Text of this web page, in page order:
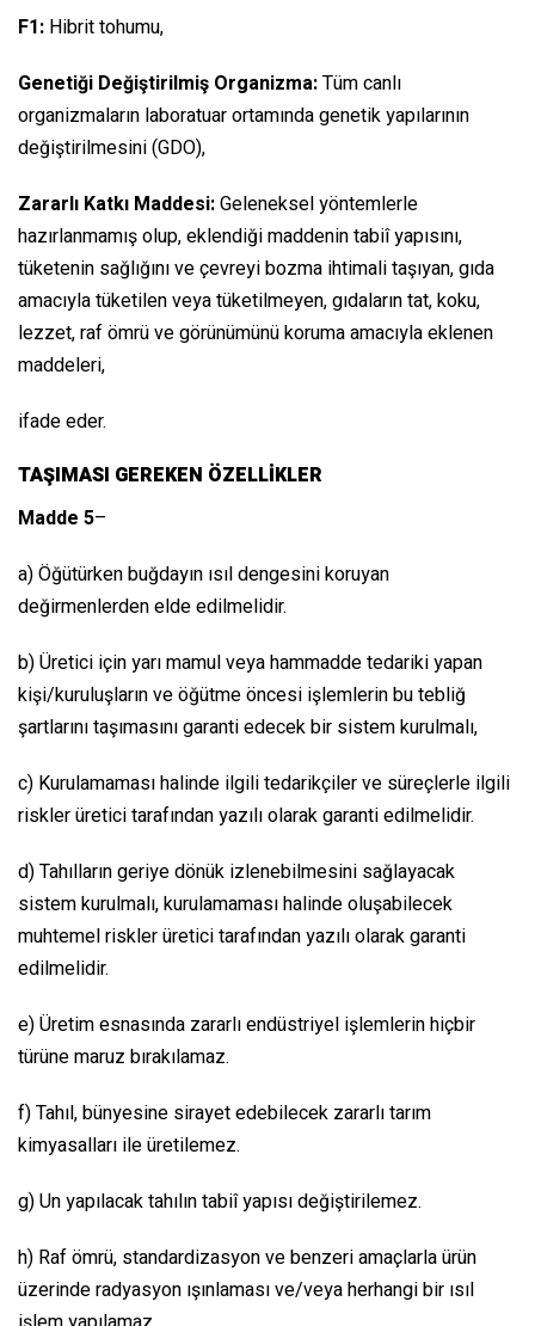
F1: Hibrit tohumu,
Genetiği Değiştirilmiş Organizma:Tüm canlı
organizmaların laboratuar ortamında genetik yapılarının
değiştirilmesini (GDO),
Zararlı Katkı Maddesi:Geleneksel yöntemlerle
hazırlanmamış olup, eklendiği maddenin tabiî yapısını,
tüketenin sağlığını ve çevreyi bozma ihtimali taşıyan, gıda
amacıyla tüketilen veya tüketilmeyen, gıdaların tat, koku,
lezzet, raf ömrü ve görünümünü koruma amacıyla eklenen
maddeleri,
ifade eder.
TAŞIMASI GEREKEN ÖZELLİKLER
Madde 5–
a) Öğütürken buğdayın ısıl dengesini koruyan
değirmenlerden elde edilmelidir.
b) Üretici için yarı mamul veya hammadde tedariki yapan
kişi/kuruluşların ve öğütme öncesi işlemlerin bu tebliğ
şartlarını taşımasını garanti edecek bir sistem kurulmalı,
c) Kurulamaması halinde ilgili tedarikçiler ve süreçlerle ilgili
riskler üretici tarafından yazılı olarak garanti edilmelidir.
d) Tahılların geriye dönük izlenebilmesini sağlayacak
sistem kurulmalı, kurulamaması halinde oluşabilecek
muhtemel riskler üretici tarafından yazılı olarak garanti
edilmelidir.
e) Üretim esnasında zararlı endüstriyel işlemlerin hiçbir
türüne maruz bırakılamaz.
f) Tahıl, bünyesine sirayet edebilecek zararlı tarım
kimyasalları ile üretilemez.
g) Un yapılacak tahılın tabiî yapısı değiştirilemez.
h) Raf ömrü, standardizasyon ve benzeri amaçlarla ürün
üzerinde radyasyon ışınlaması ve/veya herhangi bir ısıl